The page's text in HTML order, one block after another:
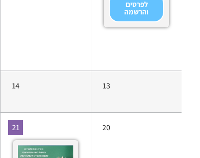
לפרטים
והרשמה
13
14
20
21